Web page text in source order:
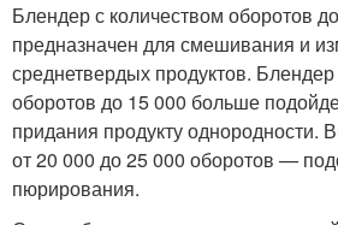
Блендер с количеством оборотов
предназначен для смешивания и
среднетвердых продуктов.
оборотов до 15 000 больше
придания продукту
от 20 000 до 25 000 оборотов —
пюрирования.